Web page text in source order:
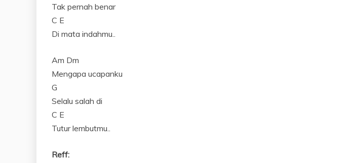
Tak pernah benar
C E
Di mata indahmu..
Am Dm
Mengapa ucapanku
G
Selalu salah di
C E
Tutur lembutmu..
Reff: